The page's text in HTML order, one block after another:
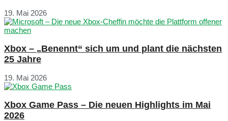
19. Mai 2026
Xbox – „Benennt“ sich um und plant die nächsten
25 Jahre
19. Mai 2026
Xbox Game Pass – Die neuen Highlights im Mai
2026